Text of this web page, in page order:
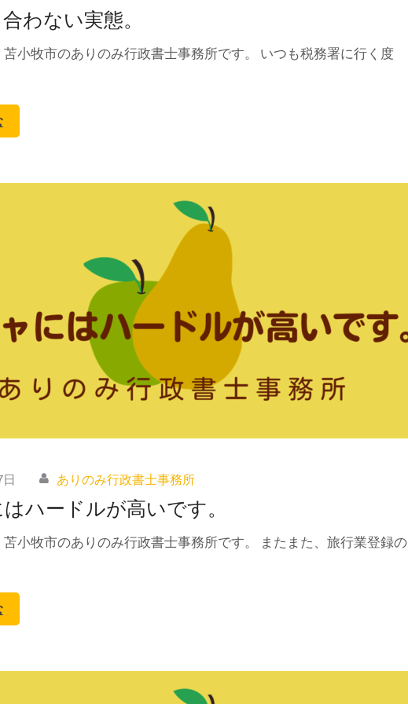
わない実態。
苫小牧市のありのみ行政書士事務所です。 いつも税務署に行く度
ありのみ行政書士事務所
ハードルが高いです。
苫小牧市のありのみ行政書士事務所です。 またまた、旅行業登録の